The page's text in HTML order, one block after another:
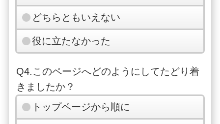
どちらともいえない
役に立たなかった
Q4.このページへどのようにしてたどり着
きましたか？
トップページから順に